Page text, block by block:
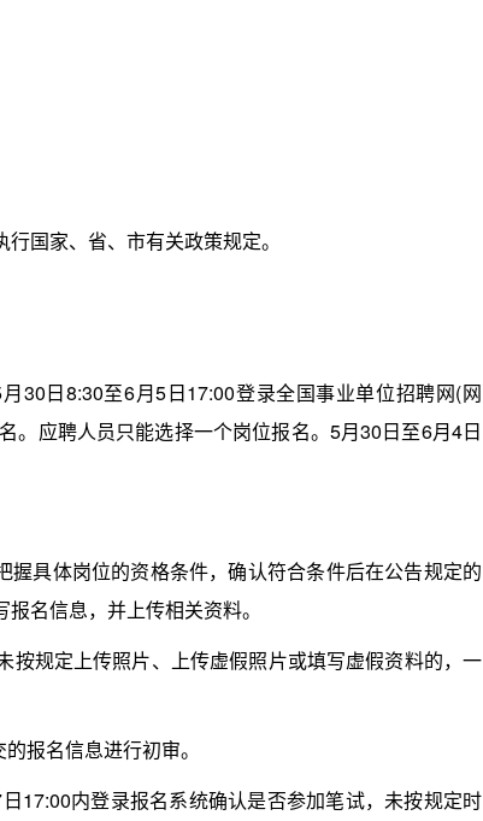
国家、省、市有关政策规定。
日8:30至6月5日17:00登录全国事业单位招聘网(网
。应聘人员只能选择一个岗位报名。5月30日至6月4日
具体岗位的资格条件，确认符合条件后在公告规定的
名信息，并上传相关资料。
规定上传照片、上传虚假照片或填写虚假资料的，一
报名信息进行初审。
内登录报名系统确认是否参加笔试，未按规定时